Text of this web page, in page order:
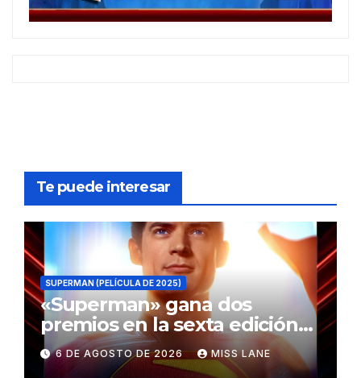
Te puede interesar
SUPERMAN (PELÍCULA DE 2025)
«Superman» gana dos
premios en la sexta edición
de los Critics Choice Super
Awards
6 DE AGOSTO DE 2026 MISS LANE